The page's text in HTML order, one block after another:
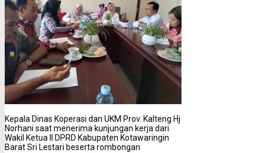
Kepala Dinas Koperasi dan UKM Prov. Kalteng Hj
Norhani saat menerima kunjungan kerja dari
Wakil Ketua II DPRD Kabupaten Kotawaringin
Barat Sri Lestari beserta rombongan